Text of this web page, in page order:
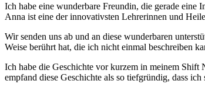
Ich habe eine wunderbare Freundin, die gerade eine
Anna ist eine der innovativsten Lehrerinnen und
Wir senden uns ab und an diese wunderbaren
Weise berührt hat, die ich nicht einmal beschreiben
Ich habe die Geschichte vor kurzem in meinem Shift
empfand diese Geschichte als so tiefgründig, dass